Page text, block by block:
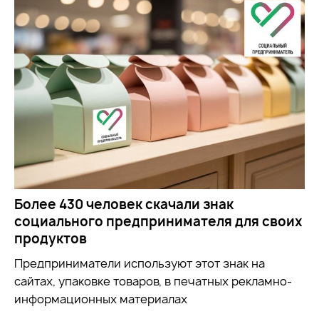
Более 430 человек скачали знак
социального предпринимателя для своих
продуктов
Предприниматели используют этот знак на
сайтах, упаковке товаров, в печатных рекламно-
информационных материалах